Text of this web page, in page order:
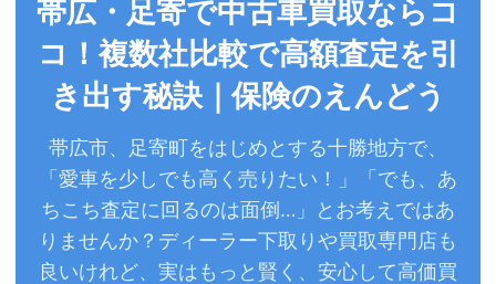
帯広・足寄で中古車買取ならコ
コ！複数社比較で高額査定を引
き出す秘訣｜保険のえんどう
帯広市、足寄町をはじめとする十勝地方で、
「愛車を少しでも高く売りたい！」「でも、あ
ちこち査定に回るのは面倒…」とお考えではあ
りませんか？ディーラー下取りや買取専門店も
良いけれど、実はもっと賢く、安心して高価買